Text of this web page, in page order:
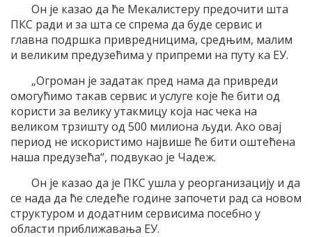
Он је казао да ће Мекалистеру предочити шта
ПКС ради и за шта се спрема да буде сервис и
главна подршка привредницима, средњим, малим
и великим предузећима у припреми на путу ка ЕУ.
„Огроман је задатак пред нама да привреди
омогућимо такав сервис и услуге које ће бити од
користи за велику утакмицу која нас чека на
великом трзишту од 500 милиона људи. Ако овај
период не искористимо највише ће бити оштећена
наша предузећа“, подвукао је Чадеж.
Он је казао да је ПКС ушла у реорганизацију и да
се нада да ће следеће године започети рад са новом
структуром и додатним сервисима посебно у
области приближавања ЕУ.